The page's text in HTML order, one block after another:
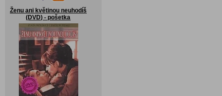
Ženu ani květinou neuhodíš
(DVD) - pošetka